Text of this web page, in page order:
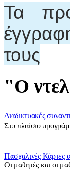
Τα
τους
"Ο
Διαδικτυακές
Στο πλαίσιο
Πασχαλινές Κάρτες
Οι μαθητές και οι